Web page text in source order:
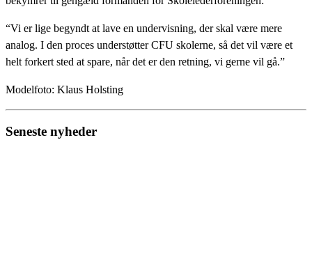
“Vi er lige begyndt at lave en undervisning, der skal være mere
analog. I den proces understøtter CFU skolerne, så det vil være et
helt forkert sted at spare, når det er den retning, vi gerne vil gå.”
Modelfoto: Klaus Holsting
Seneste nyheder